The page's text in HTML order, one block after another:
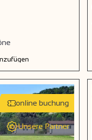
online buchung
Unsere Partner